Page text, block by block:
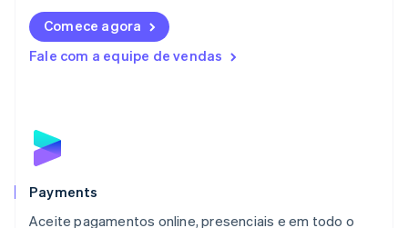
Comece agora
Fale com a equipe de vendas
Payments
Aceite pagamentos online, presenciais e em todo o
Lituânia
English
Luxemburgo
Malta
English
EspañolEnglish